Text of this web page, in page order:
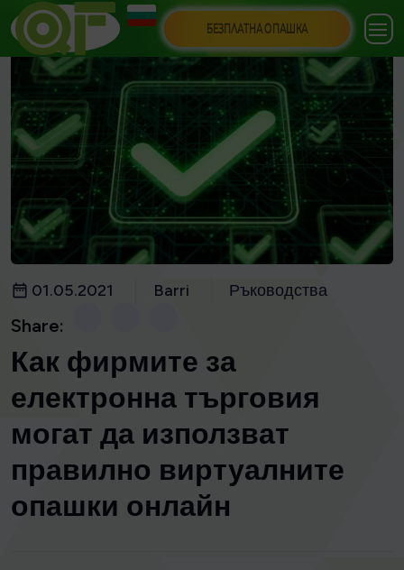
БЕЗПЛАТНА ОПАШКА
01.05.2021 Barri Ръководства
Share:
Как фирмите за
електронна търговия
могат да използват
правилно виртуалните
опашки онлайн